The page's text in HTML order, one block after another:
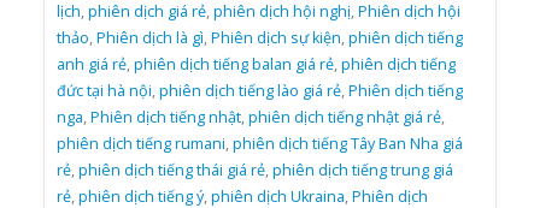
lịch,phiên dịch giá rẻ,phiên dịch hội nghị,Phiên dịch hội
thảo,Phiên dịch là gì,Phiên dịch sự kiện,phiên dịch tiếng
anh giá rẻ,phiên dịch tiếng balan giá rẻ,phiên dịch tiếng
đức tại hà nội,phiên dịch tiếng lào giá rẻ,Phiên dịch tiếng
nga,Phiên dịch tiếng nhật,phiên dịch tiếng nhật giá rẻ,
phiên dịch tiếng rumani,phiên dịch tiếng Tây Ban Nha giá
rẻ,phiên dịch tiếng thái giá rẻ,phiên dịch tiếng trung giá
rẻ,phiên dịch tiếng ý,phiên dịch Ukraina,Phiên dịch